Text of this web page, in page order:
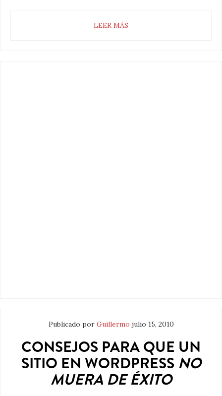
LEER MÁS
Publicado por Guillermo julio 15, 2010
CONSEJOS PARA QUE UN
SITIO EN WORDPRESS NO
MUERA DE ÉXITO